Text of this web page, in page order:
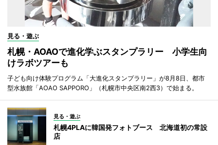
見る・遊ぶ
札幌・AOAOで進化学ぶスタンプラリー 小学生向
けラボツアーも
子ども向け体験プログラム「大進化スタンプラリー」が8月8日、都市
型水族館「AOAO SAPPORO」（札幌市中央区南2西3）で始まる。
見る・遊ぶ
札幌4PLAに韓国発フォトブース 北海道初の常設
店